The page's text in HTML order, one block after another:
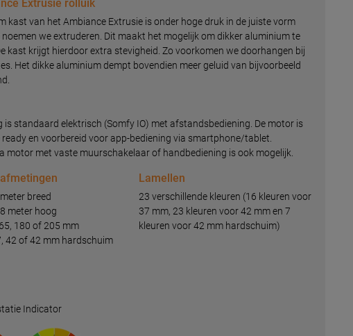
Extrusie rolluik
kast van het Ambiance Extrusie is onder hoge druk in de juiste vorm
we extruderen. Dit maakt het mogelijk om dikker aluminium te
kast krijgt hierdoor extra stevigheid. Zo voorkomen we doorhangen bij
Het dikke aluminium dempt bovendien meer geluid van bijvoorbeeld
is standaard elektrisch (Somfy IO) met afstandsbediening. De motor is
en voorbereid voor app-bediening via smartphone/tablet.
motor met vaste muurschakelaar of handbediening is ook mogelijk.
breed
meter hoog
180 of 205 mm
42 of 42 mm hardschuim
Indicator
Lamellen
23 verschillende kleuren (16 kleuren voor
37 mm, 23 kleuren voor 42 mm en 7
kleuren voor 42 mm hardschuim)